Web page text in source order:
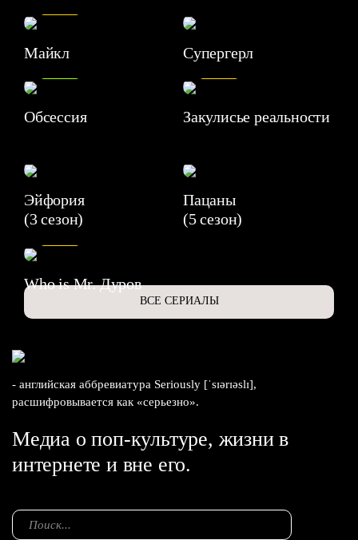
Майкл Супергерл
8.2
Обсессия
7.1
Закулисье реальности
Эйфория
(3 сезон)
Пацаны
(5 сезон)
Who is Mr. Дуров
ВСЕ СЕРИАЛЫ
- английская аббревиатура Seriously [ˈsɪərɪəslɪ],
расшифровывается как «серьезно».
Медиа о поп-культуре, жизни в
интернете и вне его.